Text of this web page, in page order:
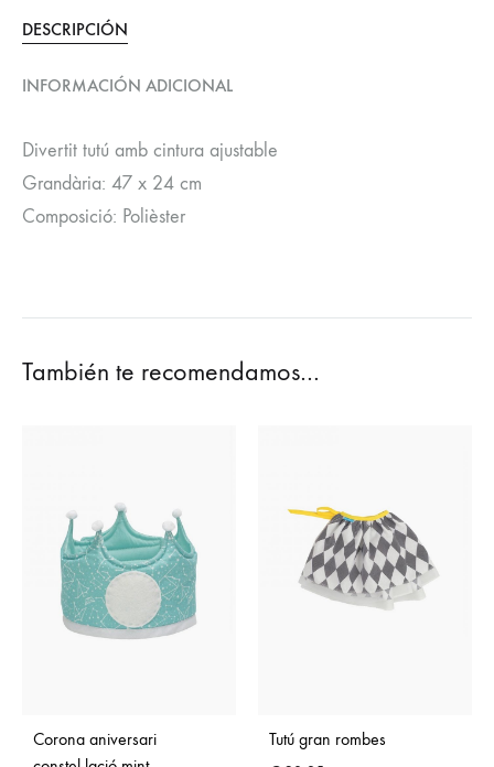
DESCRIPCIÓN
INFORMACIÓN ADICIONAL
Divertit tutú amb cintura ajustable
Grandària: 47 x 24 cm
Composició: Polièster
También te recomendamos…
Corona aniversari
Tutú gran rombes